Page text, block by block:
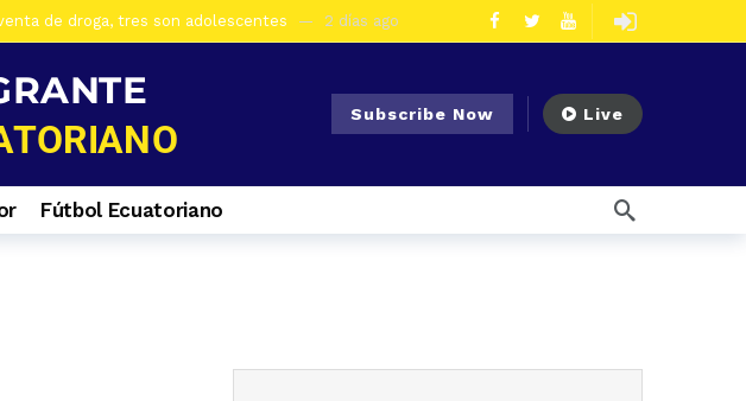
de droga, tres son adolescentes 2 días ago
productos irregulares en Azogues 3 días ago
La Troncal. Hay una mujer detenida 3 días ago
son detenidos en La Troncal por presunto tráfico de droga
a El Cisne 7 días ago
Mazar
Subscribe Now Live
Fútbol Ecuatoriano